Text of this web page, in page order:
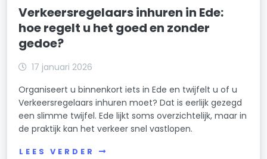
Verkeersregelaars inhuren in Ede:
hoe regelt u het goed en zonder
gedoe?
17 januari 2026
Organiseert u binnenkort iets in Ede en twijfelt u of u
Verkeersregelaars inhuren moet? Dat is eerlijk gezegd
een slimme twijfel. Ede lijkt soms overzichtelijk, maar in
de praktijk kan het verkeer snel vastlopen.
LEES VERDER